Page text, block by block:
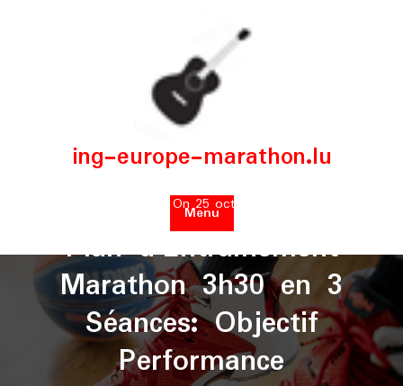
ing-europe-marathon.lu
Menu
Posted On 25 octobre 2025
Plan d’Entraînement
Marathon 3h30 en 3
Séances: Objectif
Performance